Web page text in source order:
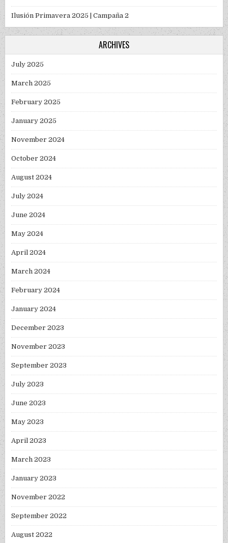
Ilusión Primavera 2025 | Campaña 2
ARCHIVES
July 2025
March 2025
February 2025
January 2025
November 2024
October 2024
August 2024
July 2024
June 2024
May 2024
April 2024
March 2024
February 2024
January 2024
December 2023
November 2023
September 2023
July 2023
June 2023
May 2023
April 2023
March 2023
January 2023
November 2022
September 2022
August 2022